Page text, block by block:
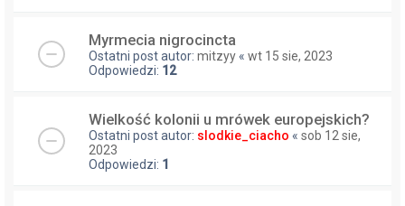
Myrmecia nigrocincta
Ostatni post autor: mitzyy « wt 15 sie, 2023
Odpowiedzi: 12
Wielkość kolonii u mrówek europejskich?
Ostatni post autor: slodkie_ciacho « sob 12 sie,
2023
Odpowiedzi: 1